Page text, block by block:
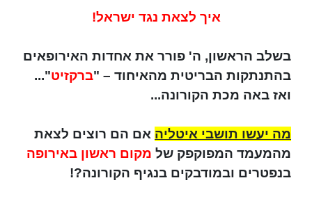
איך לצאת נגד ישראל!
בשלב הראשון, ה' פורר את אחדות האירופאים
בהתנתקות הבריטית מהאיחוד – "ברקזיט"...
ואז באה מכת הקורונה...
מה יעשו תושבי איטליה אם הם רוצים לצאת
מהמעמד המפוקפק של מקום ראשון באירופה
בנפטרים ובמודבקים בנגיף הקורונה?!